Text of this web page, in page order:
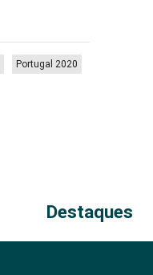
Portugal 2020
Destaques